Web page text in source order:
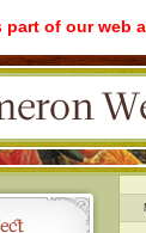
of our web